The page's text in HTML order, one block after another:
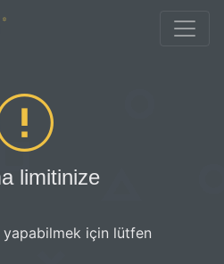
limitinize
için lütfen